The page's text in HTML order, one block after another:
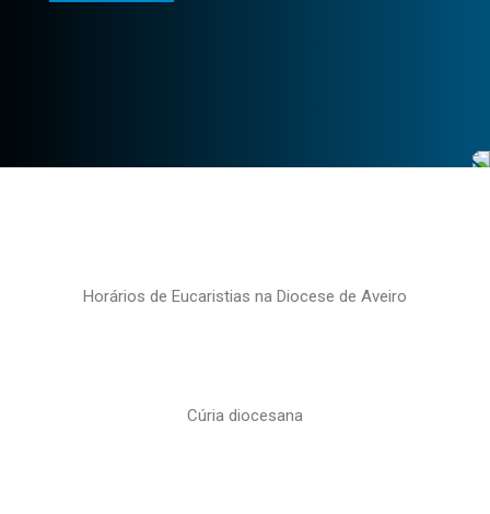
Horários de Eucaristias na Diocese de Aveiro
Cúria diocesana